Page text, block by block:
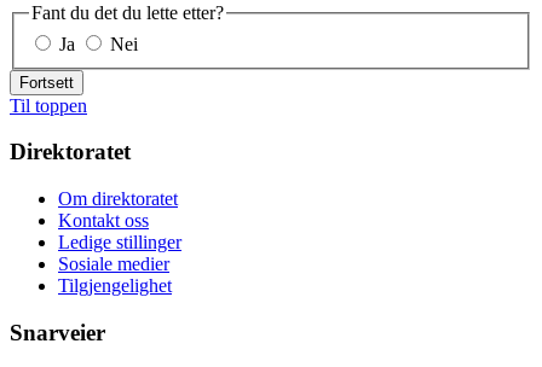
Fant du det du lette etter?
Ja
Nei
Fortsett
Til toppen
Direktoratet
Om direktoratet
Kontakt oss
Ledige stillinger
Sosiale medier
Tilgjengelighet
Snarveier